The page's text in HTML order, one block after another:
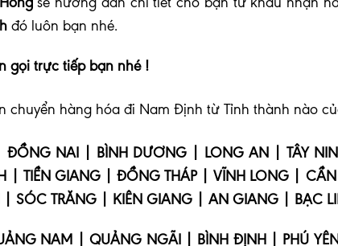
đó luôn bạn nhé.
gọi trực tiếp bạn nhé !
chuyển hàng hóa đi Nam Định từ Tỉnh thành nào
ĐỒNG NAI | BÌNH DƯƠNG | LONG AN | TÂY
| TIỀN GIANG | ĐỒNG THÁP | VĨNH LONG | CẦN
| SÓC TRĂNG | KIÊN GIANG | AN GIANG | BẠC
NAM | QUẢNG NGÃI | BÌNH ĐỊNH | PHÚ